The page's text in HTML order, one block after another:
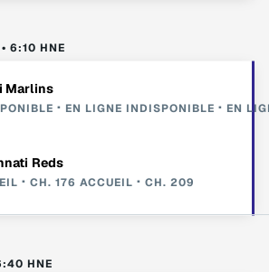
6:10 HNE
Marlins
EN LIGNE INDISPONIBLE EN
Reds
CH. 176 ACCUEIL CH. 209
HNE